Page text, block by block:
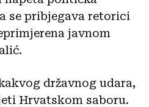
se pribjegava retorici
javnom
državnog udara,
Hrvatskom saboru.